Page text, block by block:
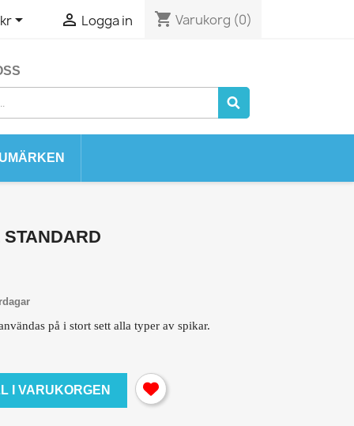
  Logga in shopping_cart Varukorg (0)
på i stort sett alla typer av spikar.
I VARUKORGEN